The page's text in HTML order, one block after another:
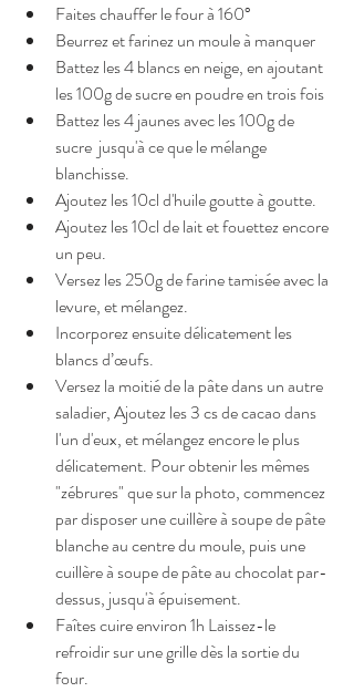
Faites chauffer le four à 160°
Beurrez et farinez un moule à manquer
Battez les 4 blancs en neige, en ajoutant
les 100g de sucre en poudre en trois fois
Battez les 4 jaunes avec les 100g de
sucre  jusqu'à ce que le mélange
blanchisse.
Ajoutez les 10cl d'huile goutte à goutte.
Ajoutez les 10cl de lait et fouettez encore
un peu.
Versez les 250g de farine tamisée avec la
levure, et mélangez.
Incorporez ensuite délicatement les
blancs d’œufs.
Versez la moitié de la pâte dans un autre
saladier, Ajoutez les 3 cs de cacao dans
l'un d'eux, et mélangez encore le plus
délicatement. Pour obtenir les mêmes
"zébrures" que sur la photo, commencez
par disposer une cuillère à soupe de pâte
blanche au centre du moule, puis une
cuillère à soupe de pâte au chocolat par-
dessus, jusqu'à épuisement.
Faîtes cuire environ 1h Laissez-le
refroidir sur une grille dès la sortie du
four.